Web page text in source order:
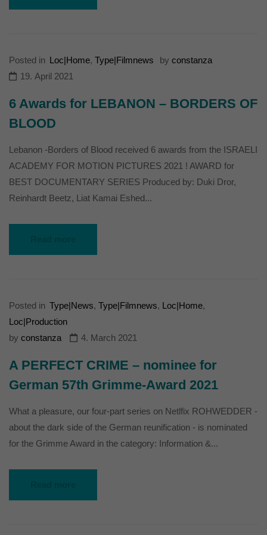
Posted in Loc|Home, Type|Filmnews by constanza
19. April 2021
6 Awards for LEBANON – BORDERS OF
BLOOD
Lebanon -Borders of Blood received 6 awards from the ISRAELI
ACADEMY FOR MOTION PICTURES 2021 ! AWARD for
BEST DOCUMENTARY SERIES Produced by: Duki Dror,
Reinhardt Beetz, Liat Kamai Eshed...
Posted in Type|News, Type|Filmnews, Loc|Home,
Loc|Production
by constanza 4. March 2021
A PERFECT CRIME – nominee for
German 57th Grimme-Award 2021
What a pleasure, our four-part series on Netlfix ROHWEDDER -
about the dark side of the German reunification - is nominated
for the Grimme Award in the category: Information &...
Inhalte von Videoplattformen und Social-Media-Plattformen werden
standardmäßig blockiert. Wenn Cookies von externen Medien akzeptiert
werden, bedarf der Zugriff auf diese Inhalte keiner manuellen Einwilligung
powered by Borlabs Cookie